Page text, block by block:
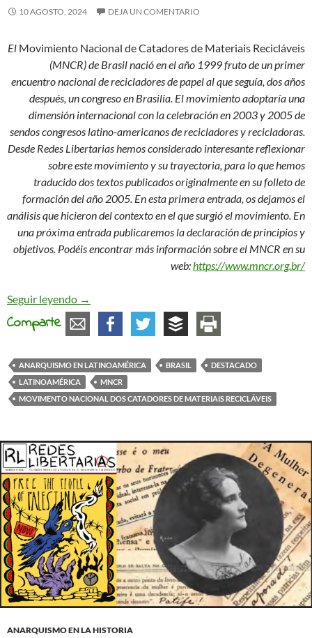
10 AGOSTO, 2024 DEJA UN COMENTARIO
El Movimiento Nacional de Catadores de Materiais Recicláveis
(MNCR) de Brasil nació en el año 1999 fruto de un primer
encuentro nacional de recicladores de papel al que seguía, dos años
después, un congreso en Brasilia. El movimiento adoptaría una
dimensión internacional con la celebración en 2003 y 2005 de
sendos congresos latino-americanos de recicladores y recicladoras.
Desde Redes Libertarias hemos considerado interesante reflexionar
sobre este movimiento y su trayectoria, para lo que hemos
traducido dos textos publicados originalmente en su folleto de
formación del año 2005. En esta primera entrada, os dejamos el
análisis que hicieron del contexto en el que surgió el movimiento. En
una próxima entrada publicaremos la declaración de principios y
objetivos. Podéis encontrar más información sobre el MNCR en su
web:https://www.mncr.org.br/
Seguir leyendo El Movimento Nacional dos Catadores de
→
Comparte
ANARQUISMO EN LATINOAMÉRICA BRASIL
DESTACADO
LATINOAMÉRICA
MNCR
MOVIMENTO NACIONAL DOS CATADORES DE MATERIAIS RECICLÁVEIS
ANARQUISMO EN LA HISTORIA